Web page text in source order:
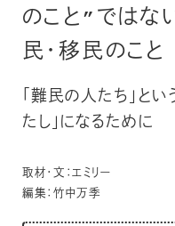
のこと”ではな
民・移民のこと
「難民の人たち」と
たし」になるために
取材・文：エミリー
編集：竹中万季